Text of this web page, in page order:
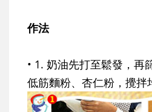
作法
• 1. 奶油先打至鬆發，再
低筋麵粉、杏仁粉，攪拌